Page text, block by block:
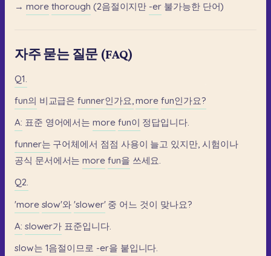
→ more thorough (2음절이지만 -er 불가능한 단어)
자주 묻는 질문 (FAQ)
Q1.
fun의 비교급은 funner인가요, more fun인가요?
A: 표준 영어에서는 more fun이 정답입니다.
funner는 구어체에서 점점 사용이 늘고 있지만, 시험이나
공식 문서에서는 more fun을 쓰세요.
Q2.
'more slow'와 'slower' 중 어느 것이 맞나요?
A: slower가 표준입니다.
slow는 1음절이므로 -er을 붙입니다.